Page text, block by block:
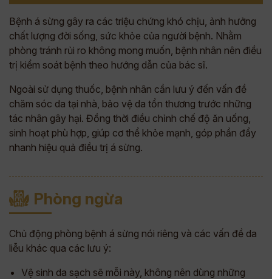
Bệnh á sừng gây ra các triệu chứng khó chịu, ảnh hưởng
chất lượng đời sống, sức khỏe của người bệnh. Nhằm
phòng tránh rủi ro không mong muốn, bệnh nhân nên điều
trị kiểm soát bệnh theo hướng dẫn của bác sĩ.
Ngoài sử dụng thuốc, bệnh nhân cần lưu ý đến vấn đề
chăm sóc da tại nhà, bảo vệ da tổn thương trước những
tác nhân gây hại. Đồng thời điều chỉnh chế độ ăn uống,
sinh hoạt phù hợp, giúp cơ thể khỏe mạnh, góp phần đẩy
nhanh hiệu quả điều trị á sừng.
Phòng ngừa
Chủ động phòng bệnh á sừng nói riêng và các vấn đề da
liễu khác qua các lưu ý:
Vệ sinh da sạch sẽ mỗi này, không nên dùng những